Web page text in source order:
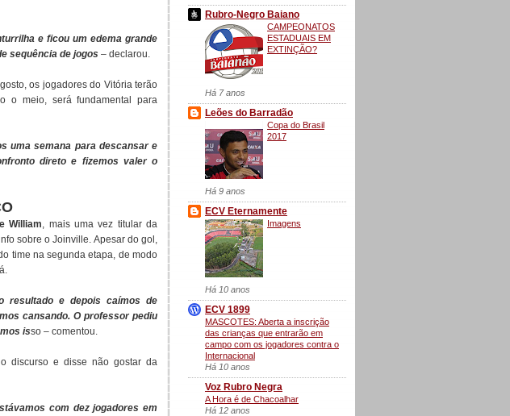
e ficou um edema grande
sequência de jogos – declarou.
os jogadores do Vitória terão
o meio, será fundamental para
uma semana para descansar e
direto e fizemos valer o
William, mais uma vez titular da
sobre o Joinville. Apesar do gol,
time na segunda etapa, de modo
resultado e depois caímos de
cansando. O professor pediu
isso – comentou.
discurso e disse não gostar da
com dez jogadores em
Rubro-Negro Baiano
CAMPEONATOS
ESTADUAIS EM
EXTINÇÃO?
Há 7 anos
Leões do Barradão
Copa do Brasil
2017
Há 9 anos
ECV Eternamente
Imagens
Há 10 anos
ECV 1899
MASCOTES: Aberta a inscrição
das crianças que entrarão em
campo com os jogadores contra o
Internacional
Há 10 anos
Voz Rubro Negra
A Hora é de Chacoalhar
Há 12 anos